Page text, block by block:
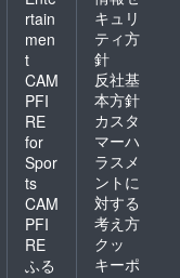
rtain
men
t
CAM
PFI
RE
for
Spor
ts
CAM
PFI
RE
ふる
キュリ
ティ方
針
反社基
本方針
カスタ
マーハ
ラスメ
ントに
対する
考え方
クッ
キーポ